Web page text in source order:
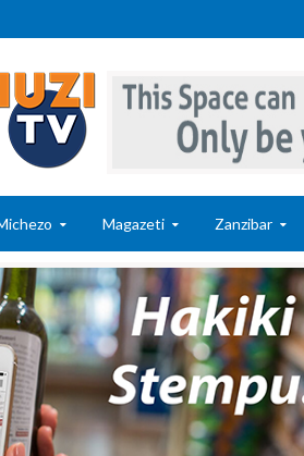
Magazeti Zanzibar